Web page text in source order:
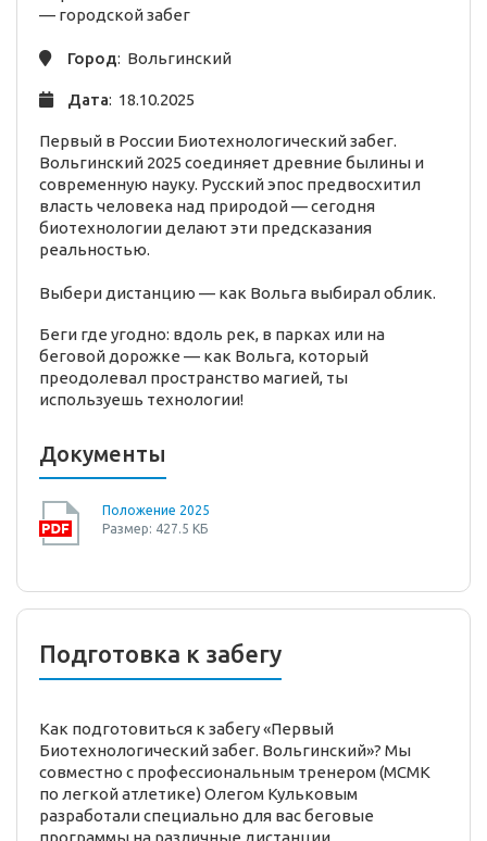
— городскойзабег
Город: Вольгинский
Дата: 18.10.2025
Первый в России Биотехнологический забег.
Вольгинский 2025 соединяет древние былины и
современную науку. Русский эпос предвосхитил
власть человека над природой — сегодня
биотехнологии делают эти предсказания
реальностью.
Выбери дистанцию — как Вольга выбирал облик.
Беги где угодно: вдоль рек, в парках или на
беговой дорожке — как Вольга, который
преодолевал пространство магией, ты
используешь технологии!
Документы
Положение 2025
Размер: 427.5 КБ
Подготовка к забегу
Как подготовиться к забегу «Первый
Биотехнологический забег. Вольгинский»? Мы
совместно с профессиональным тренером (МСМК
по легкой атлетике) Олегом Кульковым
разработали специально для вас беговые
программы на различные дистанции.